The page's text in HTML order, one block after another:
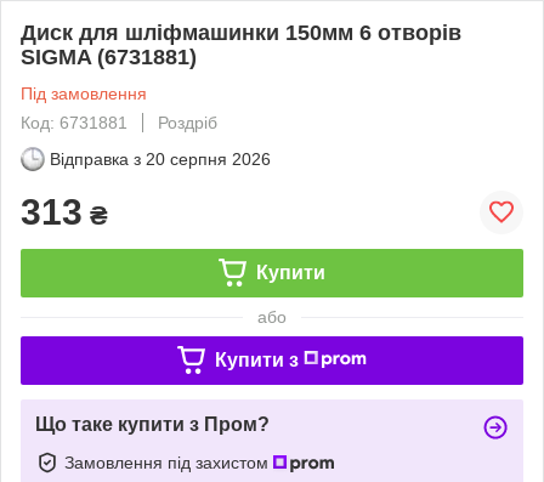
Диск для шліфмашинки 150мм 6 отворів
SIGMA (6731881)
Під замовлення
Код: 6731881
Роздріб
Відправка з 20 серпня 2026
313 ₴
Купити
або
Купити з
Що таке купити з Пром?
Замовлення під захистом